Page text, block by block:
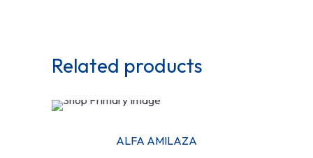
Related products
ALFA AMILAZA